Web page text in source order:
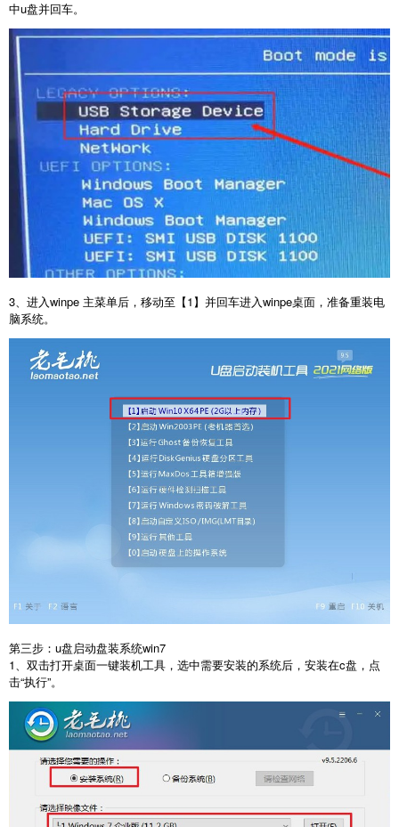
中u盘并回车。
3、进入winpe 主菜单后，移动至【1】并回车进入winpe桌面，准备重装电
脑系统。
第三步：u盘启动盘装系统win7
1、双击打开桌面一键装机工具，选中需要安装的系统后，安装在c盘，点
击“执行”。